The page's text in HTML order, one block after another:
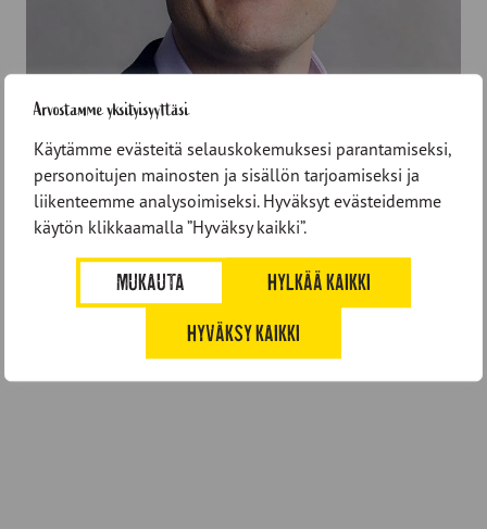
Arvostamme yksityisyyttäsi
Käytämme evästeitä selauskokemuksesi parantamiseksi,
personoitujen mainosten ja sisällön tarjoamiseksi ja
liikenteemme analysoimiseksi. Hyväksyt evästeidemme
käytön klikkaamalla ”Hyväksy kaikki”.
MUKAUTA
HYLKÄÄ KAIKKI
HYVÄKSY KAIKKI